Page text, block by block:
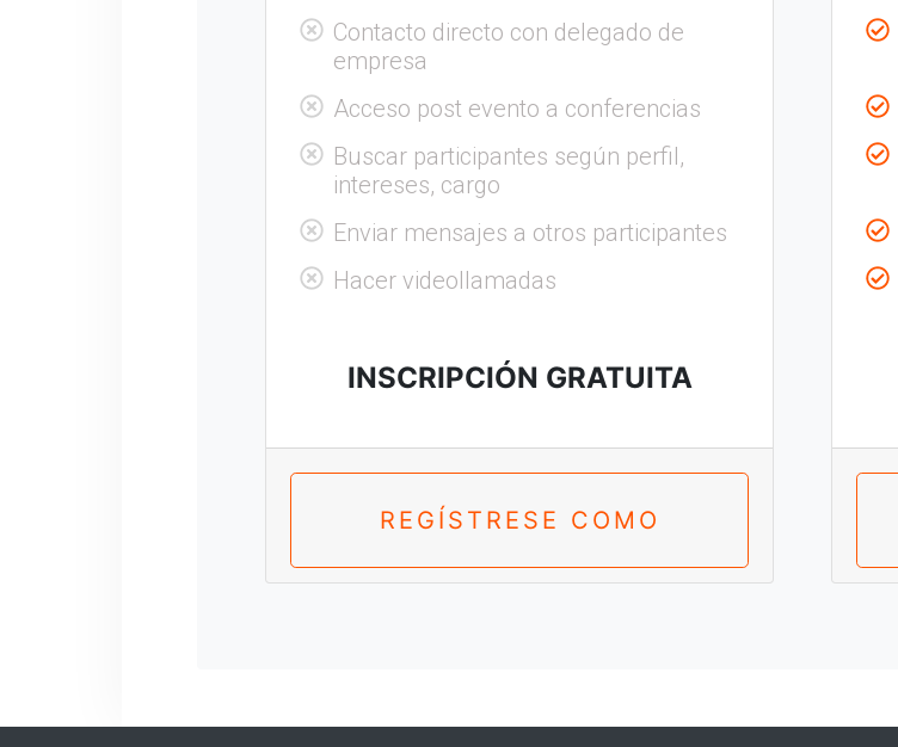
Contacto directo con delegado de
empresa
Acceso post evento a conferencias
Buscar participantes según perfil,
intereses, cargo
Enviar mensajes a otros participantes
Hacer videollamadas
INSCRIPCIÓN GRATUITA
REGÍSTRESE COMO